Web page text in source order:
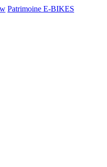
Patrimoine E-BIKES